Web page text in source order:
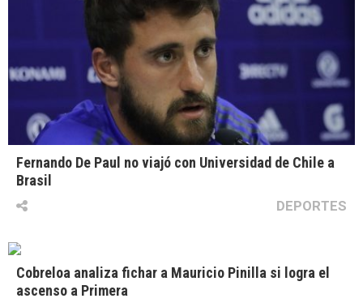
Fernando De Paul no viajó con Universidad de Chile a
Brasil
DEPORTES
Cobreloa analiza fichar a Mauricio Pinilla si logra el
ascenso a Primera